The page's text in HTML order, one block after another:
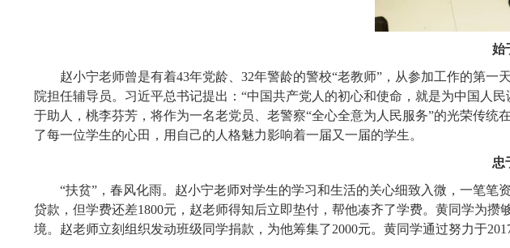
始
赵小宁老师曾是有着43年党龄、 32年警龄的警校“老教师”，从参加工作的第一
院担任辅导员。习近平总书记提出：“中国共产党人的初心和使命，就是为中国人
于助人，桃李芬芳，将作为一名老党员、老警察“全心全意为人民服务”的光荣传
了每一位学生的心田，用自己的人格魅力影响着一届又一届的学生。
忠
“扶贫”，春风化雨。赵小宁老师对学生的学习和生活的关心细致入微，一笔笔
贷款，但学费还差1800元，赵老师得知后立即垫付，帮他凑齐了学费。黄同学为
境。赵老师立刻组织发动班级同学捐款，为他筹集了2000元。黄同学通过努力于